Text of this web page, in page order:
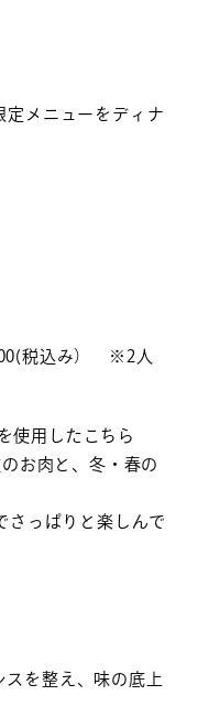
定メニューをディナ
税込み） ※2人
使用したこちら
お肉と、冬・春の
さっぱりと楽しんで
を整え、味の底上